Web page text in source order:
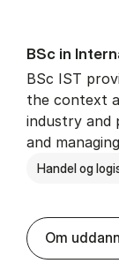
BSc in
BSc IST
the context
industry and
and
Handel og
Om